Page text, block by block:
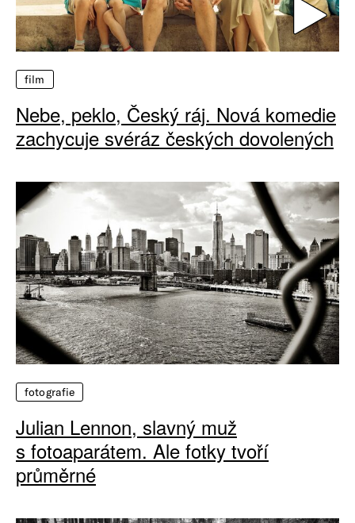
film
Nebe, peklo, Český ráj. Nová komedie
zachycuje svéráz českých dovolených
fotografie
Julian Lennon, slavný muž
s fotoaparátem. Ale fotky tvoří
průměrné